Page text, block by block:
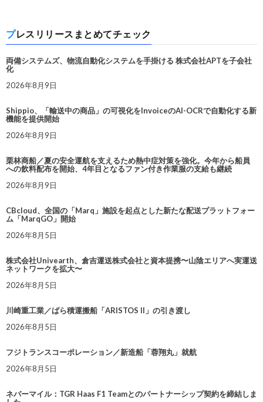
プレスリリースまとめてチェック
両備システムズ、物流自動化システムを手掛ける 株式会社APTを子会社
化
2026年8月9日
Shippio、「輸送中の商品」の可視化をInvoiceのAI-OCRで自動化する新
機能を提供開始
2026年8月9日
栗林商船／夏の安全運航を支えるため熱中症対策を強化。今年から船員
への飲料配布を開始、4年目となるファン付き作業服の支給も継続
2026年8月9日
CBcloud、全国の「Marq」施設を起点とした新たな配送プラットフォー
ム「MarqGO」開始
2026年8月5日
株式会社Univearth、倉吉運送株式会社と資本提携〜山陰エリアへ実運送
ネットワークを拡大〜
2026年8月5日
川崎重工業／ばら積運搬船「ARISTOS II」の引き渡し
2026年8月5日
フジトランスコーポレーション／新造船「蓉翔丸」就航
2026年8月5日
ネバーマイル：TGR Haas F1 Teamとのパートナーシップ契約を締結しま